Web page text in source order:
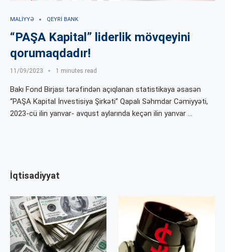
MALIYYƏ QEYRI BANK
“PAŞA Kapital” liderlik mövqeyini
qorumaqdadır!
11/09/2023 1 minutes read
Bakı Fond Birjası tərəfindən açıqlanan statistikaya əsasən
“PAŞA Kapital İnvestisiya Şirkəti” Qapalı Səhmdar Cəmiyyəti,
2023-cü ilin yanvar- avqust aylarında keçən ilin yanvar …
İqtisadiyyat